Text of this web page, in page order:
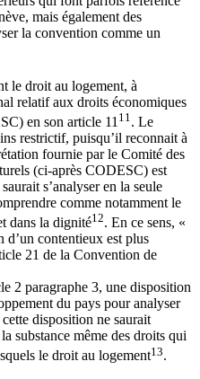
mais également des
la convention comme un
le droit au logement, à
relatif aux droits économiques
en son article 11 11 . Le
restrictif, puisqu’il reconnait à
fournie par le Comité des
(ci-après CODESC) est
s’analyser en la seule
comme notamment le
dans la dignité12. En ce sens, «
contentieux est plus
21 de la Convention de
2 paragraphe 3, une disposition
du pays pour analyser
disposition ne saurait
substance même des droits qui
le droit au logement13.